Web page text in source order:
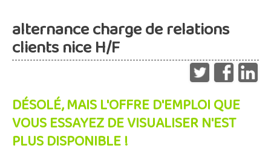
alternance charge de relations
clients nice H/F
DÉSOLÉ, MAIS L'OFFRE D'EMPLOI QUE
VOUS ESSAYEZ DE VISUALISER N'EST
PLUS DISPONIBLE !